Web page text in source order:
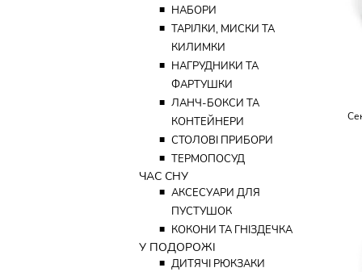
■ НАБОРИ
■ ТАРІЛКИ, МИСКИ ТА
КИЛИМКИ
■ НАГРУДНИКИ ТА
ФАРТУШКИ
■ ЛАНЧ-БОКСИ ТА
КОНТЕЙНЕРИ
■ СТОЛОВІ ПРИБОРИ
■ ТЕРМОПОСУД
ЧАС СНУ
■ АКСЕСУАРИ ДЛЯ
ПУСТУШОК
■ КОКОНИ ТА ГНІЗДЕЧКА
У ПОДОРОЖІ
■ ДИТЯЧІ РЮКЗАКИ